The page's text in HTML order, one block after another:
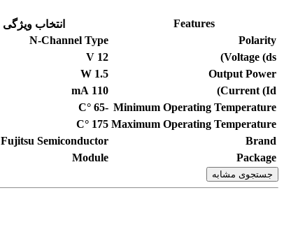
Features
انتخاب ویژگی
Polarity
N-Channel Type
Voltage (ds)
12
V
Output Power
1.5
W
Current (Id)
110
mA
Minimum Operating Temperature
-65
°C
Maximum Operating Temperature
175
°C
Brand
Fujitsu Semiconductor
Package
Module
جستجوی مشابه